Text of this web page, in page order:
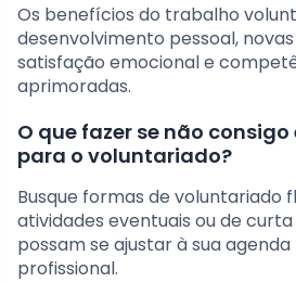
Os benefícios do trabalho
desenvolvimento pessoal,
satisfação emocional e
aprimoradas.
O que fazer se não
para o voluntariado?
Busque formas de voluntariado
atividades eventuais ou de
possam se ajustar à sua agenda
profissional.